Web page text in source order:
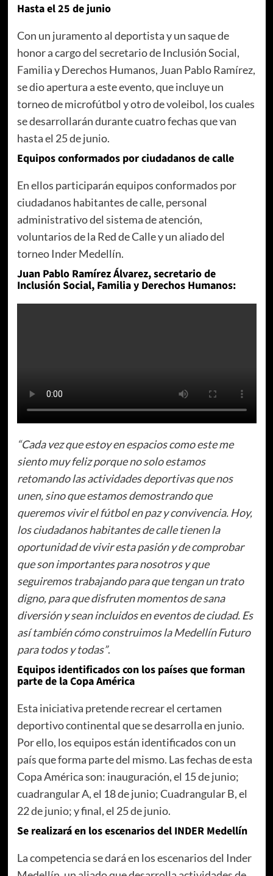
Hasta el 25 de junio
Con un juramento al deportista y un saque de
honor a cargo del secretario de Inclusión Social,
Familia y Derechos Humanos, Juan Pablo Ramírez,
se dio apertura a este evento, que incluye un
torneo de microfútbol y otro de voleibol, los cuales
se desarrollarán durante cuatro fechas que van
hasta el 25 de junio.
Equipos conformados por ciudadanos de calle
En ellos participarán equipos conformados por
ciudadanos habitantes de calle, personal
administrativo del sistema de atención,
voluntarios de la Red de Calle y un aliado del
torneo Inder Medellín.
Juan Pablo Ramírez Álvarez, secretario de
Inclusión Social, Familia y Derechos Humanos:
“Cada vez que estoy en espacios como este me
siento muy feliz porque no solo estamos
retomando las actividades deportivas que nos
unen, sino que estamos demostrando que
queremos vivir el fútbol en paz y convivencia. Hoy,
los ciudadanos habitantes de calle tienen la
oportunidad de vivir esta pasión y de comprobar
que son importantes para nosotros y que
seguiremos trabajando para que tengan un trato
digno, para que disfruten momentos de sana
diversión y sean incluidos en eventos de ciudad. Es
así también cómo construimos la Medellín Futuro
para todos y todas”.
Equipos identificados con los países que forman
parte de la Copa América
Esta iniciativa pretende recrear el certamen
deportivo continental que se desarrolla en junio.
Por ello, los equipos están identificados con un
país que forma parte del mismo. Las fechas de esta
Copa América son: inauguración, el 15 de junio;
cuadrangular A, el 18 de junio; Cuadrangular B, el
22 de junio; y final, el 25 de junio.
Se realizará en los escenarios del INDER Medellín
La competencia se dará en los escenarios del Inder